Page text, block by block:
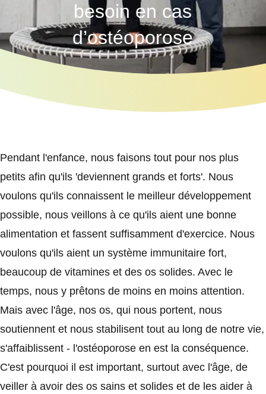
besoin en cas
d’ostéoporose
Pendant l'enfance, nous faisons tout pour nos plus
petits afin qu'ils 'deviennent grands et forts'. Nous
voulons qu'ils connaissent le meilleur développement
possible, nous veillons à ce qu'ils aient une bonne
alimentation et fassent suffisamment d'exercice. Nous
voulons qu'ils aient un système immunitaire fort,
beaucoup de vitamines et des os solides. Avec le
temps, nous y prêtons de moins en moins attention.
Mais avec l'âge, nos os, qui nous portent, nous
soutiennent et nous stabilisent tout au long de notre vie,
s'affaiblissent - l'ostéoporose en est la conséquence.
C'est pourquoi il est important, surtout avec l'âge, de
veiller à avoir des os sains et solides et de les aider à